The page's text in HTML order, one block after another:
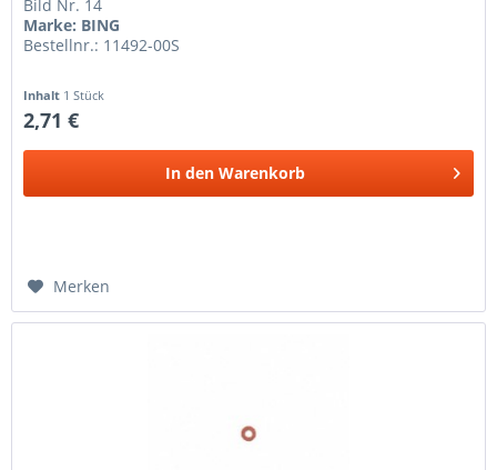
Bild Nr. 14
Marke: BING
Bestellnr.: 11492-00S
Inhalt 1 Stück
2,71 €
In den Warenkorb
Merken